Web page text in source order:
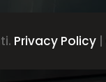
Privacy Policy|